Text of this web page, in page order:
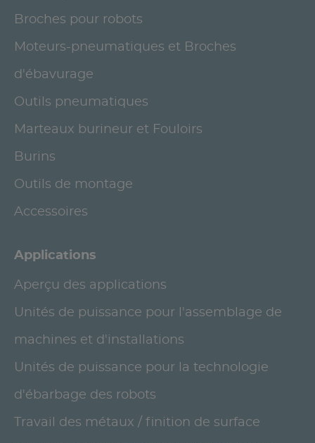
Broches pour robots
Moteurs-pneumatiques et Broches
d'ébavurage
Outils pneumatiques
Marteaux burineur et Fouloirs
Burins
Outils de montage
Accessoires
Applications
Aperçu des applications
Unités de puissance pour l'assemblage de
machines et d'installations
Unités de puissance pour la technologie
d'ébarbage des robots
Travail des métaux / finition de surface